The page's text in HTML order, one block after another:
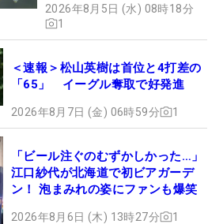
2026年8月5日 (水) 08時18分
1
＜速報＞松山英樹は首位と4打差の
「65」 イーグル奪取で好発進
2026年8月7日 (金) 06時59分 1
「ビール注ぐのむずかしかった…」
江口紗代が北海道で初ビアガーデ
ン！ 泡まみれの姿にファンも爆笑
2026年8月6日 (木) 13時27分 1